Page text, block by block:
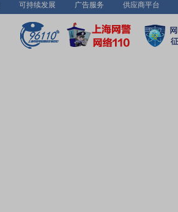
可持续发展 广告服务 供应商平台